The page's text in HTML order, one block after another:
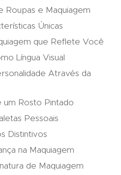
Roupas e Maquiagem
Únicas
que Reflete Você
Língua Visual
Através da
Rosto Pintado
Pessoais
Distintivos
na Maquiagem
de Maquiagem